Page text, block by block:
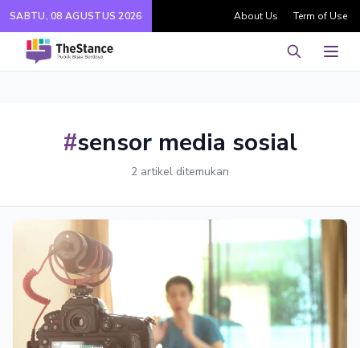
SABTU, 08 AGUSTUS 2026 About Us Term of Use
Pencarian
#sensor media sosial
2 artikel ditemukan